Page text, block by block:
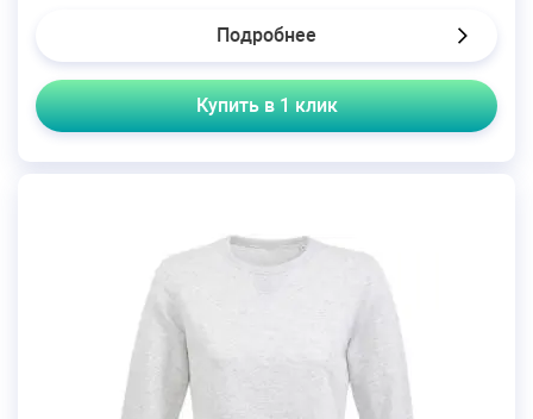
Подробнее
Купить в 1 клик